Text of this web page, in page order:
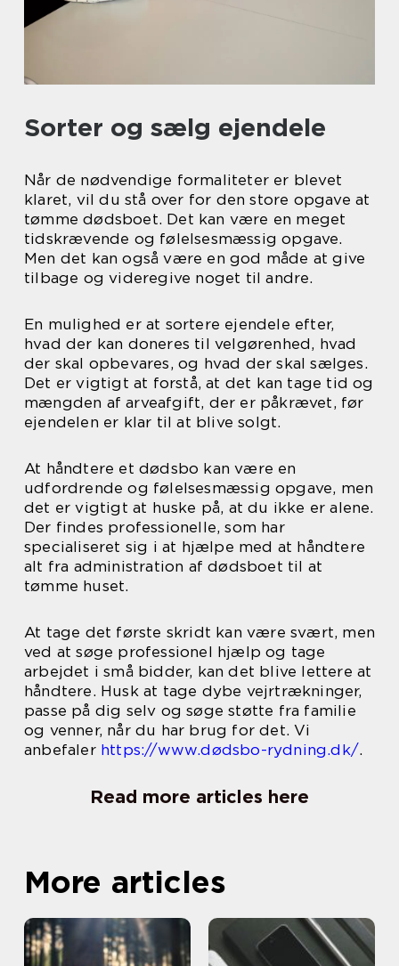
Sorter og sælg ejendele
Når de nødvendige formaliteter er blevet
klaret, vil du stå over for den store opgave at
tømme dødsboet. Det kan være en meget
tidskrævende og følelsesmæssig opgave.
Men det kan også være en god måde at give
tilbage og videregive noget til andre.
En mulighed er at sortere ejendele efter,
hvad der kan doneres til velgørenhed, hvad
der skal opbevares, og hvad der skal sælges.
Det er vigtigt at forstå, at det kan tage tid og
mængden af arveafgift, der er påkrævet, før
ejendelen er klar til at blive solgt.
At håndtere et dødsbo kan være en
udfordrende og følelsesmæssig opgave, men
det er vigtigt at huske på, at du ikke er alene.
Der findes professionelle, som har
specialiseret sig i at hjælpe med at håndtere
alt fra administration af dødsboet til at
tømme huset.
At tage det første skridt kan være svært, men
ved at søge professionel hjælp og tage
arbejdet i små bidder, kan det blive lettere at
håndtere. Husk at tage dybe vejrtrækninger,
passe på dig selv og søge støtte fra familie
og venner, når du har brug for det. Vi
anbefaler https://www.dødsbo-rydning.dk/.
Read more articles here
More articles